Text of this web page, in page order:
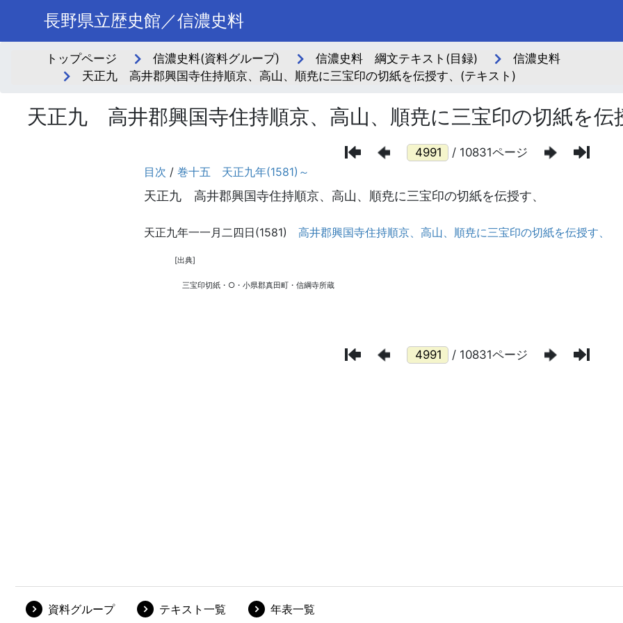
長野県立歴史館／信濃史料
トップページ 信濃史料(資料グループ) 信濃史料 綱文テキスト(目録)
信濃史料
天正九 高井郡興国寺住持順京、高山、順尭に三宝印の切紙を伝授す、(テキスト)
天正九 高井郡興国寺住持順京、高山、順尭に三宝印の切紙を伝
/ 10831ページ
/ 10831ページ
資料グループ テキスト一覧 年表一覧